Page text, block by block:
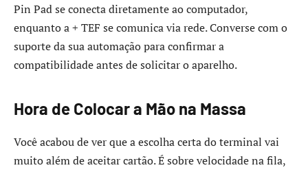
Pin Pad se conecta diretamente ao computador,
enquanto a + TEF se comunica via rede. Converse com o
suporte da sua automação para confirmar a
compatibilidade antes de solicitar o aparelho.
Hora de Colocar a Mão na Massa
Você acabou de ver que a escolha certa do terminal vai
muito além de aceitar cartão. É sobre velocidade na fila,